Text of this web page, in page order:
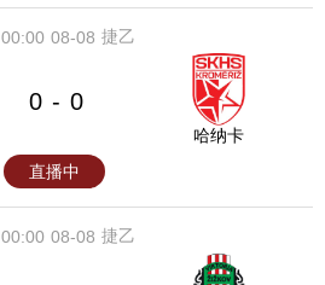
08-08
00:00 捷乙
0 - 0
哈纳卡
直播中
08-08
00:00 捷乙